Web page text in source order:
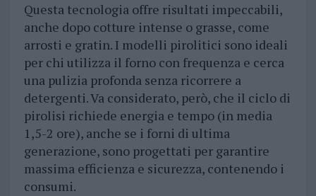
Questa tecnologia offre risultati impeccabili,
anche dopo cotture intense o grasse, come
arrosti e gratin. I modelli pirolitici sono ideali
per chi utilizza il forno con frequenza e cerca
una pulizia profonda senza ricorrere a
detergenti. Va considerato, però, che il ciclo di
pirolisi richiede energia e tempo (in media
1,5-2 ore), anche se i forni di ultima
generazione, sono progettati per garantire
massima efficienza e sicurezza, contenendo i
consumi.